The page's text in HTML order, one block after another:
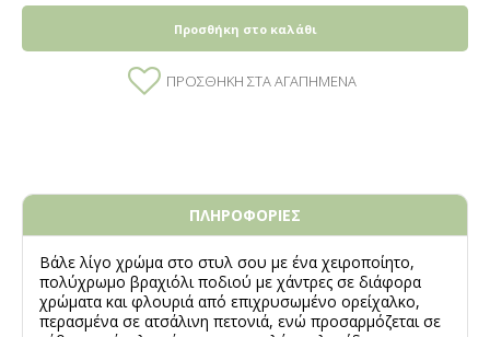
Προσθήκη στο καλάθι
ΠΡΟΣΘΉΚΗ ΣΤΑ ΑΓΑΠΗΜΈΝΑ
ΠΛΗΡΟΦΟΡΙΕΣ
Βάλε λίγο χρώμα στο στυλ σου με ένα χειροποίητο,
πολύχρωμο βραχιόλι ποδιού με χάντρες σε διάφορα
χρώματα και φλουριά από επιχρυσωμένο ορείχαλκο,
περασμένα σε ατσάλινη πετονιά, ενώ προσαρμόζεται σε